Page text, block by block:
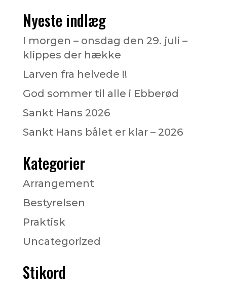
Nyeste indlæg
I morgen – onsdag den 29. juli –
klippes der hække
Larven fra helvede !!
God sommer til alle i Ebberød
Sankt Hans 2026
Sankt Hans bålet er klar – 2026
Kategorier
Arrangement
Bestyrelsen
Praktisk
Uncategorized
Stikord